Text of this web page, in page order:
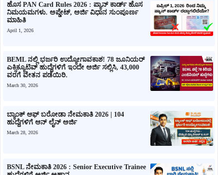
ಹೊಸ PAN Card Rules 2026 : ಪ್ಯಾನ್ ಕಾರ್ಡ್ ಹೊಸ
ನಿಮಯಮಗಳು. ಅಪ್ಡೇಟ್, ಅರ್ಜಿ ವಿಧಾನ ಸುಂಪೂರ್ಣ
ಮಾಹಿತಿ
April 1, 2026
BEML ನಲ್ಲಿ ಭರ್ಜರಿ ಉದ್ಯೋಗಾವಕಾಶ! 78 ಜೂನಿಯರ್
ಎಕ್ಸಿಕ್ಯೂಟಿವ್ ಹುದ್ದೆಗಳಿಗೆ ಇಂದೇ ಅರ್ಜಿ ಸಲ್ಲಿಸಿ, 43,000
ವರಗೆ ವೇತನ ಪಡೆಯಿರಿ.
March 30, 2026
ಬ್ಯಾಂಕ್ ಆಫ್ ಬರೋಡಾ ನೇಮಕಾತಿ 2026 | 104
ಹುದ್ದೆಗಳಿಗೆ ಆನ್ ಲೈನ್ ಅರ್ಜಿ
March 28, 2026
BSNL ನೇಮಕಾತಿ 2026 : Senior Executive Trainee